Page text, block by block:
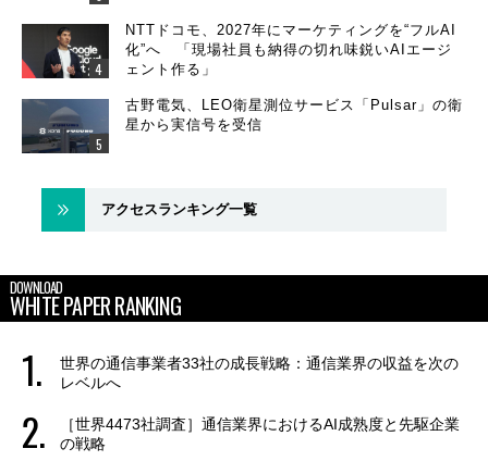
NTTドコモ、2027年にマーケティングを“フルAI
化”へ 「現場社員も納得の切れ味鋭いAIエージ
ェント作る」
古野電気、LEO衛星測位サービス「Pulsar」の衛
星から実信号を受信
アクセスランキング一覧
DOWNLOAD
WHITE PAPER RANKING
世界の通信事業者33社の成長戦略：通信業界の収益を次の
レベルへ
［世界4473社調査］通信業界におけるAI成熟度と先駆企業
の戦略